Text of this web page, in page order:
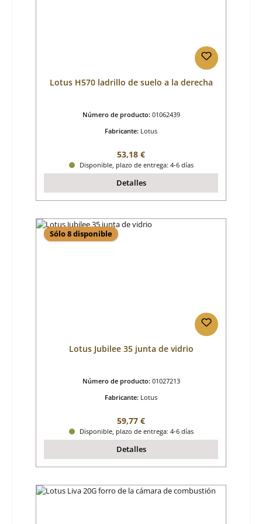
Lotus H570 ladrillo de suelo a la derecha
Número de producto: 01062439
Fabricante: Lotus
Precio normal:
53,18 €
Disponible, plazo de entrega: 4-6 días
Detalles
Sólo 8 disponible
Lotus Jubilee 35 junta de vidrio
Número de producto: 01027213
Fabricante: Lotus
Precio normal:
59,77 €
Disponible, plazo de entrega: 4-6 días
Detalles